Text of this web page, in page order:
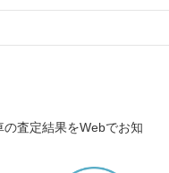
の査定結果をWebでお知